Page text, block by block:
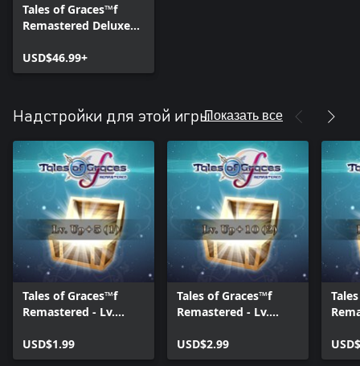
Tales of Graces™f
Remastered Deluxe
USD$46.99+
Надстройки для этой игрыПоказать все
Tales of Graces™f
Remastered - Lv.
USD$1.99
Tales of Graces™f
Remastered - Lv.
USD$2.99